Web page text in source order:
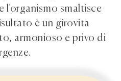
l’organismo smaltisce
è un girovita
armonioso e privo di